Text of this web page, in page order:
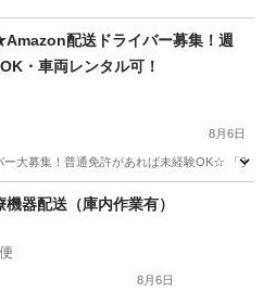
配送ドライバー募集！週
・車両レンタル可！
8月6日
ー大募集！普通免許があれば未経験OK☆ 「
Amazon
器配送（庫内作業有）
8月6日